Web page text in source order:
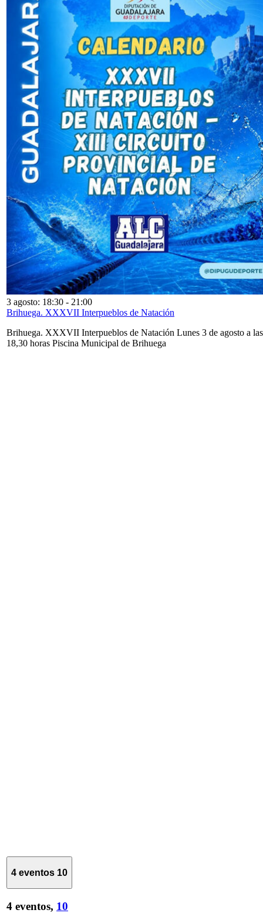
3 agosto: 18:30 - 21:00
Brihuega. XXXVII Interpueblos de Natación
Brihuega. XXXVII Interpueblos de Natación Lunes 3 de agosto a las
18,30 horas Piscina Municipal de Brihuega
4 eventos 10
4 eventos, 10